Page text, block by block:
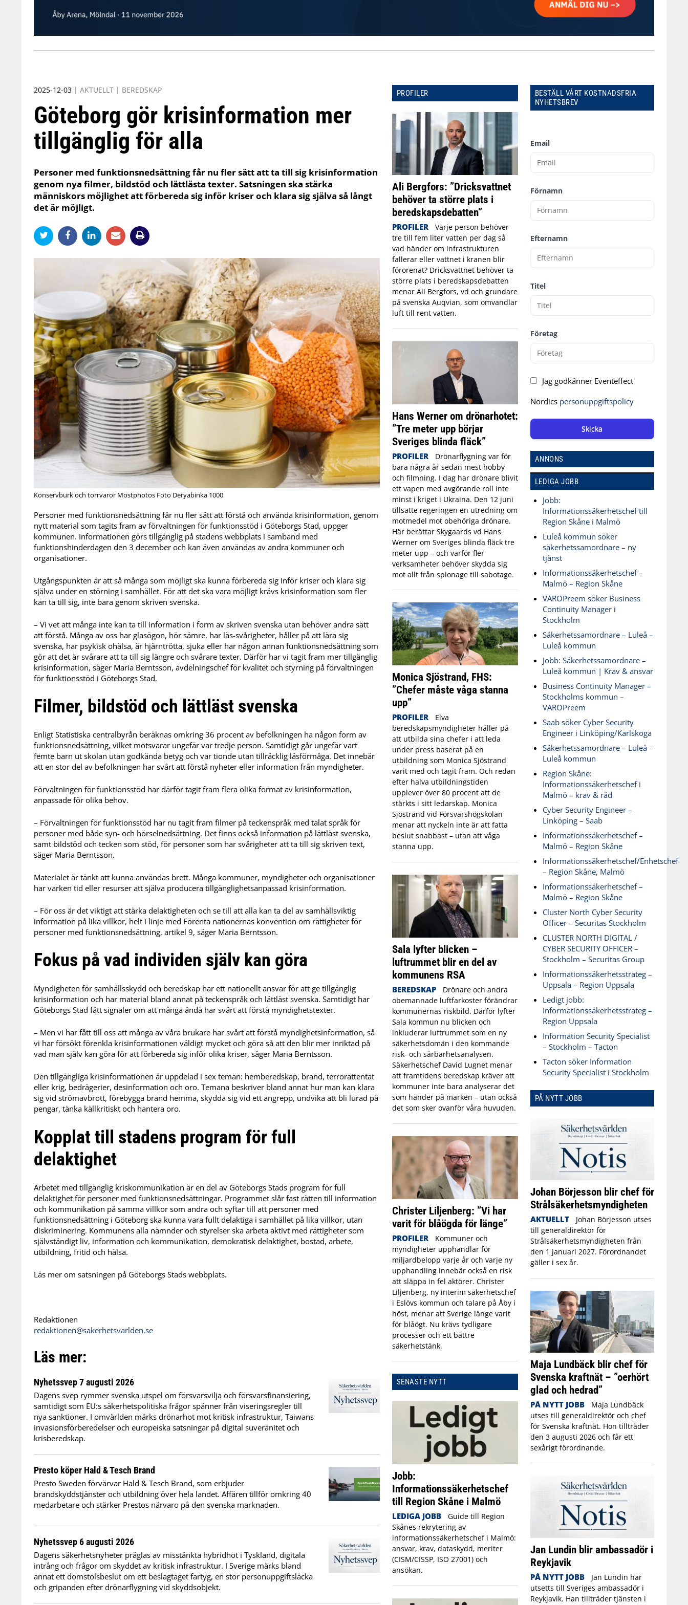
2025-12-03 | AKTUELLT | BEREDSKAP
Göteborg gör krisinformation mer
tillgänglig för alla
Personer med funktionsnedsättning får nu fler sätt att ta till sig krisinformation
genom nya filmer, bildstöd och lättlästa texter. Satsningen ska stärka
människors möjlighet att förbereda sig inför kriser och klara sig själva så långt
det är möjligt.
Konservburk och torrvaror Mostphotos Foto Deryabinka 1000
Personer med funktionsnedsättning får nu fler sätt att förstå och använda krisinformation, genom
nytt material som tagits fram av förvaltningen för funktionsstöd i Göteborgs Stad, uppger
kommunen. Informationen görs tillgänglig på stadens webbplats i samband med
funktionshinderdagen den 3 december och kan även användas av andra kommuner och
organisationer.
Utgångspunkten är att så många som möjligt ska kunna förbereda sig inför kriser och klara sig
själva under en störning i samhället. För att det ska vara möjligt krävs krisinformation som fler
kan ta till sig, inte bara genom skriven svenska.
– Vi vet att många inte kan ta till information i form av skriven svenska utan behöver andra sätt
att förstå. Många av oss har glasögon, hör sämre, har läs-svårigheter, håller på att lära sig
svenska, har psykisk ohälsa, är hjärntrötta, sjuka eller har någon annan funktionsnedsättning som
gör att det är svårare att ta till sig längre och svårare texter. Därför har vi tagit fram mer tillgänglig
krisinformation, säger Maria Berntsson, avdelningschef för kvalitet och styrning på förvaltningen
för funktionsstöd i Göteborgs Stad.
Filmer, bildstöd och lättläst svenska
Enligt Statistiska centralbyrån beräknas omkring 36 procent av befolkningen ha någon form av
funktionsnedsättning, vilket motsvarar ungefär var tredje person. Samtidigt går ungefär vart
femte barn ut skolan utan godkända betyg och var tionde utan tillräcklig läsförmåga. Det innebär
att en stor del av befolkningen har svårt att förstå nyheter eller information från myndigheter.
Förvaltningen för funktionsstöd har därför tagit fram flera olika format av krisinformation,
anpassade för olika behov.
– Förvaltningen för funktionsstöd har nu tagit fram filmer på teckenspråk med talat språk för
personer med både syn- och hörselnedsättning. Det finns också information på lättläst svenska,
samt bildstöd och tecken som stöd, för personer som har svårigheter att ta till sig skriven text,
säger Maria Berntsson.
Materialet är tänkt att kunna användas brett. Många kommuner, myndigheter och organisationer
har varken tid eller resurser att själva producera tillgänglighetsanpassad krisinformation.
– För oss är det viktigt att stärka delaktigheten och se till att alla kan ta del av samhällsviktig
information på lika villkor, helt i linje med Förenta nationernas konvention om rättigheter för
personer med funktionsnedsättning, artikel 9, säger Maria Berntsson.
Fokus på vad individen själv kan göra
Myndigheten för samhällsskydd och beredskap har ett nationellt ansvar för att ge tillgänglig
krisinformation och har material bland annat på teckenspråk och lättläst svenska. Samtidigt har
Göteborgs Stad fått signaler om att många ändå har svårt att förstå myndighetstexter.
– Men vi har fått till oss att många av våra brukare har svårt att förstå myndighetsinformation, så
vi har försökt förenkla krisinformationen väldigt mycket och göra så att den blir mer inriktad på
vad man själv kan göra för att förbereda sig inför olika kriser, säger Maria Berntsson.
Den tillgängliga krisinformationen är uppdelad i sex teman: hemberedskap, brand, terrorattentat
eller krig, bedrägerier, desinformation och oro. Temana beskriver bland annat hur man kan klara
sig vid strömavbrott, förebygga brand hemma, skydda sig vid ett angrepp, undvika att bli lurad på
pengar, tänka källkritiskt och hantera oro.
Kopplat till stadens program för full
delaktighet
Arbetet med tillgänglig kriskommunikation är en del av Göteborgs Stads program för full
delaktighet för personer med funktionsnedsättningar. Programmet slår fast rätten till information
och kommunikation på samma villkor som andra och syftar till att personer med
funktionsnedsättning i Göteborg ska kunna vara fullt delaktiga i samhället på lika villkor, utan
diskriminering. Kommunens alla nämnder och styrelser ska arbeta aktivt med rättigheter som
självständigt liv, information och kommunikation, demokratisk delaktighet, bostad, arbete,
utbildning, fritid och hälsa.
Läs mer om satsningen på Göteborgs Stads webbplats.
Redaktionen
redaktionen@sakerhetsvarlden.se
Läs mer:
Nyhetssvep 7 augusti 2026
Dagens svep rymmer svenska utspel om försvarsvilja och försvarsfinansiering,
samtidigt som EU:s säkerhetspolitiska frågor spänner från viseringsregler till
nya sanktioner. I omvärlden märks drönarhot mot kritisk infrastruktur, Taiwans
invasionsförberedelser och europeiska satsningar på digital suveränitet och
krisberedskap.
Presto köper Hald & Tesch Brand
Presto Sweden förvärvar Hald & Tesch Brand, som erbjuder
brandskyddstjänster och utbildning över hela landet. Affären tillför omkring 40
medarbetare och stärker Prestos närvaro på den svenska marknaden.
Nyhetssvep 6 augusti 2026
Dagens säkerhetsnyheter präglas av misstänkta hybridhot i Tyskland, digitala
intrång och frågor om skyddet av kritisk infrastruktur. I Sverige märks bland
annat ett domstolsbeslut om ett beslagtaget fartyg, en stor personuppgiftsläcka
och gripanden efter drönarflygning vid skyddsobjekt.
PROFILER
Ali Bergfors: ”Dricksvattnet
behöver ta större plats i
beredskapsdebatten”
PROFILER
Varje person behöver
tre till fem liter vatten per dag så
vad händer om infrastrukturen
fallerar eller vattnet i kranen blir
förorenat? Dricksvattnet behöver ta
större plats i beredskapsdebatten
menar Ali Bergfors, vd och grundare
på svenska Auqvian, som omvandlar
luft till rent vatten.
Hans Werner om drönarhotet:
”Tre meter upp börjar
Sveriges blinda fläck”
PROFILER
Drönarflygning var för
bara några år sedan mest hobby
och filmning. I dag har drönare blivit
ett vapen med avgörande roll inte
minst i kriget i Ukraina. Den 12 juni
tillsatte regeringen en utredning om
motmedel mot obehöriga drönare.
Här berättar Skygaards vd Hans
Werner om Sveriges blinda fläck tre
meter upp – och varför fler
verksamheter behöver skydda sig
mot allt från spionage till sabotage.
Monica Sjöstrand, FHS:
”Chefer måste våga stanna
upp”
PROFILER
Elva
beredskapsmyndigheter håller på
att utbilda sina chefer i att leda
under press baserat på en
utbildning som Monica Sjöstrand
varit med och tagit fram. Och redan
efter halva utbildningstiden
upplever över 80 procent att de
stärkts i sitt ledarskap. Monica
Sjöstrand vid Försvarshögskolan
menar att nyckeln inte är att fatta
beslut snabbast – utan att våga
stanna upp.
Sala lyfter blicken –
luftrummet blir en del av
kommunens RSA
BEREDSKAP
Drönare och andra
obemannade luftfarkoster förändrar
kommunernas riskbild. Därför lyfter
Sala kommun nu blicken och
inkluderar luftrummet som en ny
säkerhetsdomän i den kommande
risk- och sårbarhetsanalysen.
Säkerhetschef David Lugnet menar
att framtidens beredskap kräver att
kommuner inte bara analyserar det
som händer på marken – utan också
det som sker ovanför våra huvuden.
Christer Liljenberg: ”Vi har
varit för blåögda för länge”
PROFILER
Kommuner och
myndigheter upphandlar för
miljardbelopp varje år och varje ny
upphandling innebär också en risk
att släppa in fel aktörer. Christer
Liljenberg, ny interim säkerhetschef
i Eslövs kommun och talare på Åby i
höst, menar att Sverige länge varit
för blåögt. Nu krävs tydligare
processer och ett bättre
säkerhetstänk.
SENASTE NYTT
Jobb:
Informationssäkerhetschef
till Region Skåne i Malmö
LEDIGA JOBB
Guide till Region
Skånes rekrytering av
informationssäkerhetschef i Malmö:
ansvar, krav, dataskydd, meriter
(CISM/CISSP, ISO 27001) och
ansökan.
BESTÄLL VÅRT KOSTNADSFRIA
NYHETSBREV
Email
Förnamn
Efternamn
Titel
Företag
Jag godkänner Eventeffect
Nordics personuppgiftspolicy
Skicka
ANNONS
LEDIGA JOBB
Jobb:
Informationssäkerhetschef till
Region Skåne i Malmö
Luleå kommun söker
säkerhetssamordnare – ny
tjänst
Informationssäkerhetschef –
Malmö – Region Skåne
VAROPreem söker Business
Continuity Manager i
Stockholm
Säkerhetssamordnare – Luleå –
Luleå kommun
Jobb: Säkerhetssamordnare –
Luleå kommun | Krav & ansvar
Business Continuity Manager –
Stockholms kommun –
VAROPreem
Saab söker Cyber Security
Engineer i Linköping/Karlskoga
Säkerhetssamordnare – Luleå –
Luleå kommun
Region Skåne:
Informationssäkerhetschef i
Malmö – krav & råd
Cyber Security Engineer –
Linköping – Saab
Informationssäkerhetschef –
Malmö – Region Skåne
Informationssäkerhetschef/Enhetschef
– Region Skåne, Malmö
Informationssäkerhetschef –
Malmö – Region Skåne
Cluster North Cyber Security
Officer – Securitas Stockholm
CLUSTER NORTH DIGITAL /
CYBER SECURITY OFFICER –
Stockholm – Securitas Group
Informationssäkerhetsstrateg –
Uppsala – Region Uppsala
Ledigt jobb:
Informationssäkerhetsstrateg –
Region Uppsala
Information Security Specialist
– Stockholm – Tacton
Tacton söker Information
Security Specialist i Stockholm
PÅ NYTT JOBB
Johan Börjesson blir chef för
Strålsäkerhetsmyndigheten
AKTUELLT
Johan Börjesson utses
till generaldirektör för
Strålsäkerhetsmyndigheten från
den 1 januari 2027. Förordnandet
gäller i sex år.
Maja Lundbäck blir chef för
Svenska kraftnät – ”oerhört
glad och hedrad”
PÅ NYTT JOBB
Maja Lundbäck
utses till generaldirektör och chef
för Svenska kraftnät. Hon tillträder
den 3 augusti 2026 och får ett
sexårigt förordnande.
Jan Lundin blir ambassadör i
Reykjavik
PÅ NYTT JOBB
Jan Lundin har
utsetts till Sveriges ambassadör i
Reykjavik. Han tillträder tjänsten i